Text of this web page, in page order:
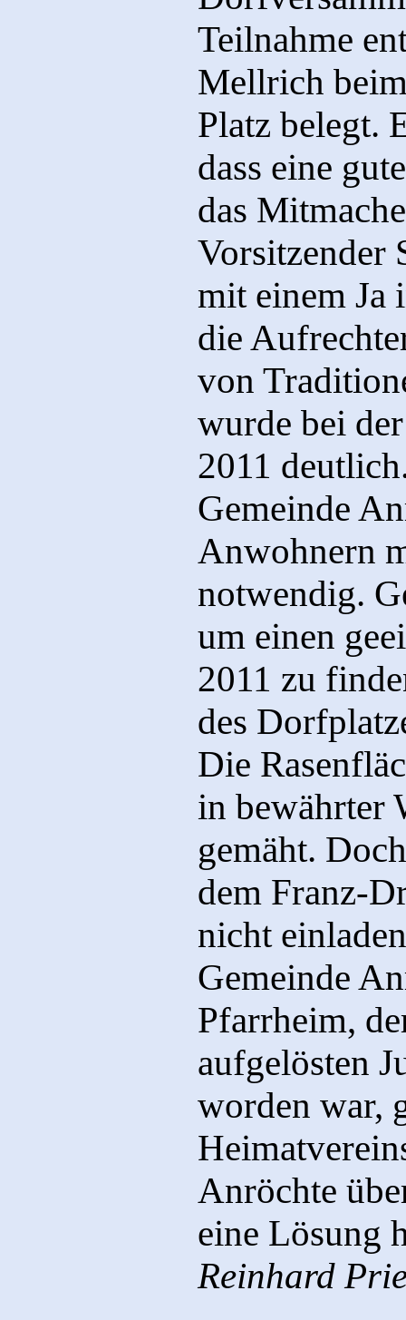
Teilnahme
Mellrich
Platz belegt.
dass eine
das
Vorsitzender
mit einem Ja
die
von
wurde bei
2011
Gemeinde
Anwohnern
notwendig.
um einen
2011 zu
des
Die
in bewährter
gemäht.
dem Franz-
nicht
Gemeinde
Pfarrheim,
aufgelösten
worden war,
Anröchte
eine Lösung
Reinhard